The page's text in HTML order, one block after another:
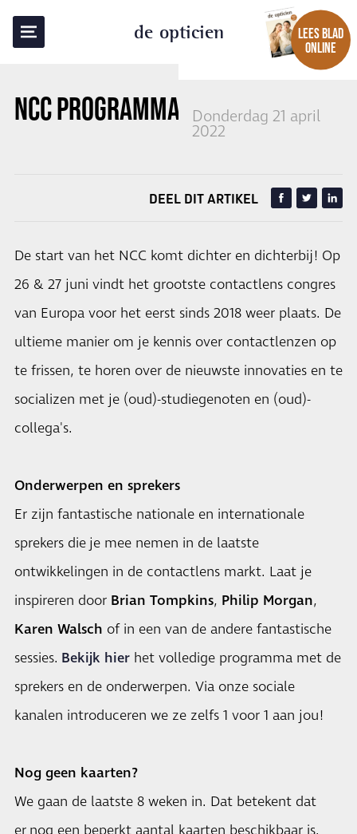
de opticien
LEES BLAD
ONLINE
NCC PROGRAMMA BEKEND
Donderdag 21 april
2022
TERUG NAAR OVERZICHT
DEEL DIT ARTIKEL
De start van het NCC komt dichter en dichterbij! Op
26 & 27 juni vindt het grootste contactlens congres
van Europa voor het eerst sinds 2018 weer plaats. De
ultieme manier om je kennis over contactlenzen op
te frissen, te horen over de nieuwste innovaties en te
socializen met je (oud)-studiegenoten en (oud)-
collega's.
Onderwerpen en sprekers
Er zijn fantastische nationale en internationale
sprekers die je mee nemen in de laatste
ontwikkelingen in de contactlens markt. Laat je
inspireren door Brian Tompkins, Philip Morgan,
Karen Walsch of in een van de andere fantastische
sessies. Bekijk hier het volledige programma met de
sprekers en de onderwerpen. Via onze sociale
kanalen introduceren we ze zelfs 1 voor 1 aan jou!
Nog geen kaarten?
We gaan de laatste 8 weken in. Dat betekent dat